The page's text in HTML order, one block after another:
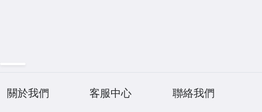
關於我們 客服中心 聯絡我們